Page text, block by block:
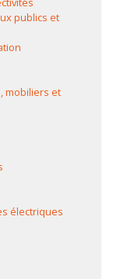
publics et
mobiliers et
électriques